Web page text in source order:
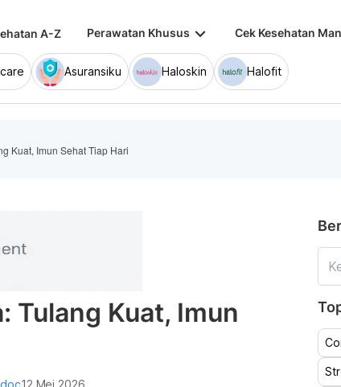
A-Z Perawatan Khusus keyboard_arrow_down Cek Kesehatan
Asuransiku Haloskin Halofit
Kuat, Imun Sehat Tiap Hari
Tulang Kuat, Imun
12 Mei 2026